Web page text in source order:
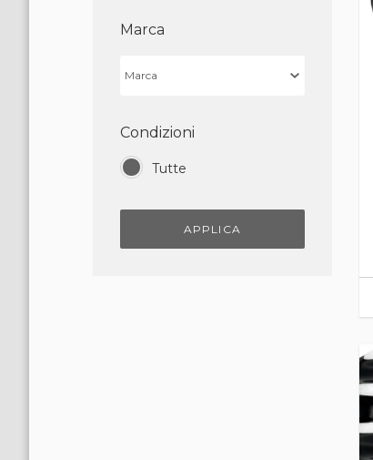
Marca
Condizioni
Tutte
APPLICA